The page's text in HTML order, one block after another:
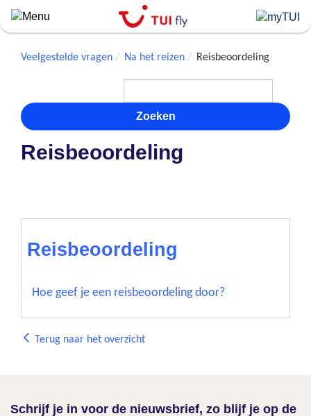
Skip
to
contentVeelgestelde vragen Na het reizen Reisbeoordeling
Zoeken
Reisbeoordeling
Reisbeoordeling
Hoe geef je een reisbeoordeling door?
Terug naar het overzicht
Schrijf je in voor de nieuwsbrief, zo blijf je op de